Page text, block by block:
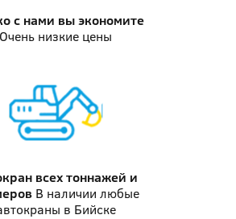
с нами вы экономите
Очень низкие цены
всех тоннажей и
В наличии любые
в Бийске